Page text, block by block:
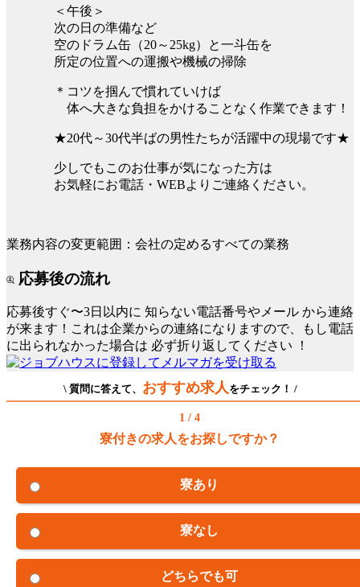
＜午後＞
次の日の準備など
空のドラム缶（20～25kg）と一斗缶を
所定の位置への運搬や機械の掃除
＊コツを掴んで慣れていけば
体へ大きな負担をかけることなく作業できます！
★20代～30代半ばの男性たちが活躍中の現場です★
少しでもこのお仕事が気になった方は
お気軽にお電話・WEBよりご連絡ください。
業務内容の変更範囲：会社の定めるすべての業務
応募後の流れ
応募後すぐ〜3日以内に 知らない電話番号やメール から連絡
が来ます！これは企業からの連絡になりますので、もし電話
に出られなかった場合は 必ず折り返してください ！
\ 質問に答えて、 おすすめ求人をチェック！ /
1 / 4
寮付きの求人をお探しですか？
寮あり
寮なし
どちらでも可